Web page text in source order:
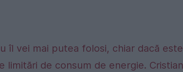
îl vei mai putea folosi, chiar dacă
de consum de energie.